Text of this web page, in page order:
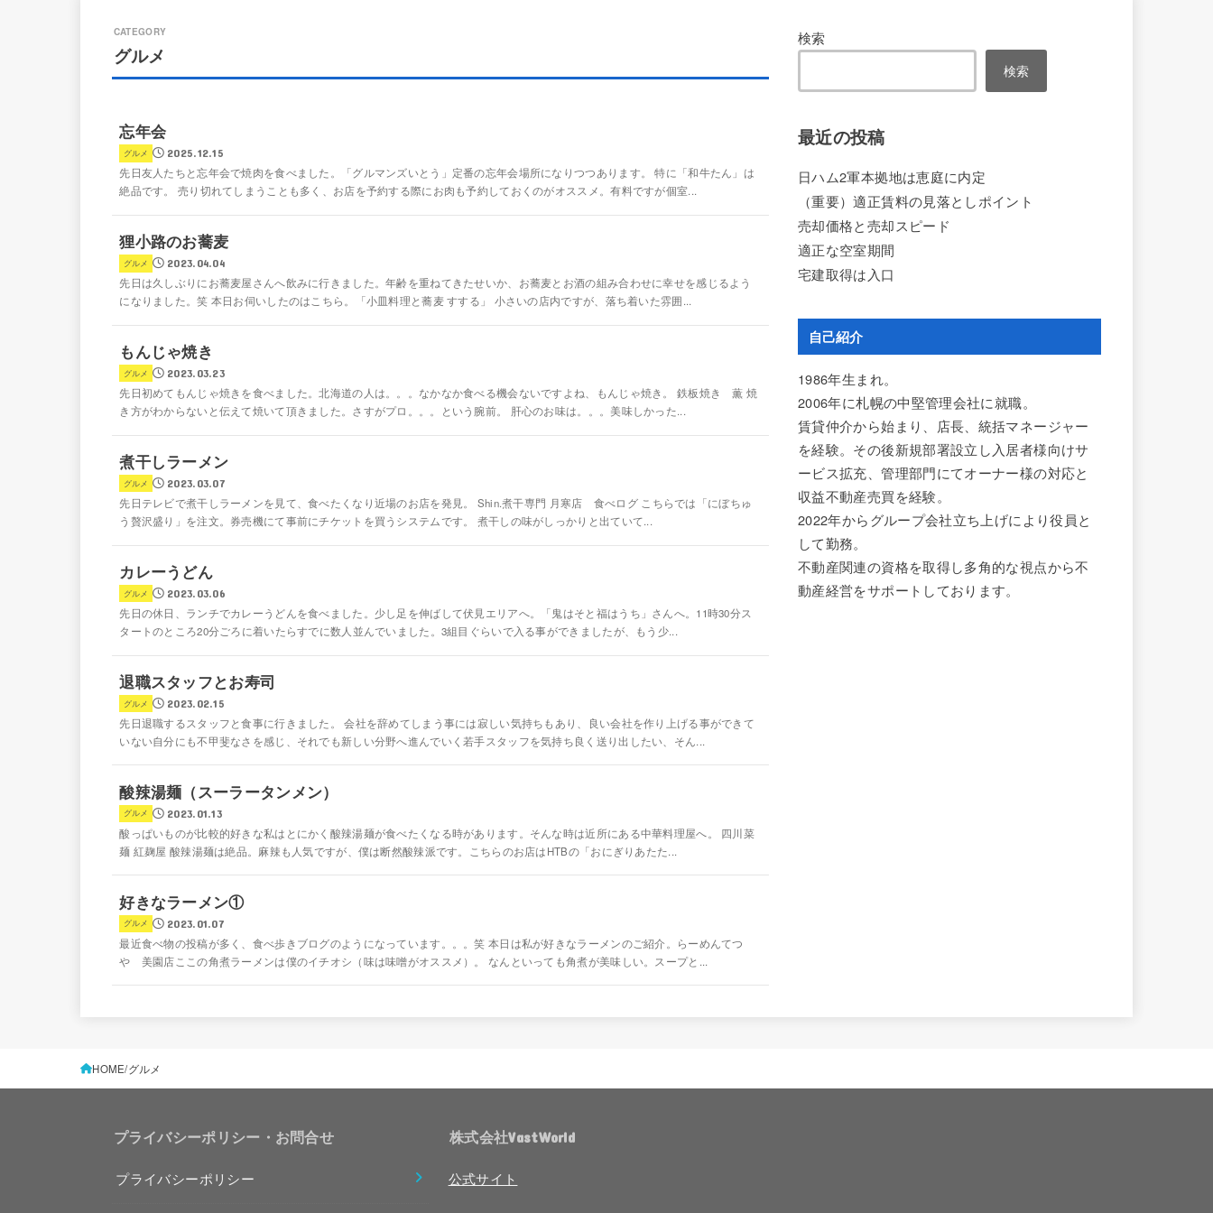
グルメ
忘年会
グルメ 2025.12.15
先日友人たちと忘年会で焼肉を食べました。「グルマンズいとう」定番の忘年会場所になりつつあります。 特に「和牛たん」は
絶品です。 売り切れてしまうことも多く、お店を予約する際にお肉も予約しておくのがオススメ。有料ですが個室...
狸小路のお蕎麦
グルメ 2023.04.04
先日は久しぶりにお蕎麦屋さんへ飲みに行きました。年齢を重ねてきたせいか、お蕎麦とお酒の組み合わせに幸せを感じるよう
になりました。笑 本日お伺いしたのはこちら。「小皿料理と蕎麦 すする」 小さいの店内ですが、落ち着いた雰囲...
もんじゃ焼き
グルメ 2023.03.23
先日初めてもんじゃ焼きを食べました。北海道の人は。。。なかなか食べる機会ないですよね、もんじゃ焼き。 鉄板焼き 薫 焼
き方がわからないと伝えて焼いて頂きました。さすがプロ。。。という腕前。 肝心のお味は。。。美味しかった...
煮干しラーメン
グルメ 2023.03.07
先日テレビで煮干しラーメンを見て、食べたくなり近場のお店を発見。 Shin.煮干専門 月寒店 食べログ こちらでは「にぼちゅ
う贅沢盛り」を注文。券売機にて事前にチケットを買うシステムです。 煮干しの味がしっかりと出ていて...
カレーうどん
グルメ 2023.03.06
先日の休日、ランチでカレーうどんを食べました。少し足を伸ばして伏見エリアへ。「鬼はそと福はうち」さんへ。11時30分ス
タートのところ20分ごろに着いたらすでに数人並んでいました。3組目ぐらいで入る事ができましたが、もう少...
退職スタッフとお寿司
グルメ 2023.02.15
先日退職するスタッフと食事に行きました。 会社を辞めてしまう事には寂しい気持ちもあり、良い会社を作り上げる事ができて
いない自分にも不甲斐なさを感じ、それでも新しい分野へ進んでいく若手スタッフを気持ち良く送り出したい、そん...
酸辣湯麺（スーラータンメン）
グルメ 2023.01.13
酸っぱいものが比較的好きな私はとにかく酸辣湯麺が食べたくなる時があります。そんな時は近所にある中華料理屋へ。 四川菜
麺 紅麹屋 酸辣湯麺は絶品。麻辣も人気ですが、僕は断然酸辣派です。こちらのお店はHTBの「おにぎりあたた...
好きなラーメン①
グルメ 2023.01.07
最近食べ物の投稿が多く、食べ歩きブログのようになっています。。。笑 本日は私が好きなラーメンのご紹介。らーめんてつ
や 美園店ここの角煮ラーメンは僕のイチオシ（味は味噌がオススメ）。 なんといっても角煮が美味しい。スープと...
検索
検索
最近の投稿
日ハム2軍本拠地は恵庭に内定
（重要）適正賃料の見落としポイント
売却価格と売却スピード
適正な空室期間
宅建取得は入口
自己紹介
1986年生まれ。
2006年に札幌の中堅管理会社に就職。
賃貸仲介から始まり、店長、統括マネージャー
を経験。その後新規部署設立し入居者様向けサ
ービス拡充、管理部門にてオーナー様の対応と
収益不動産売買を経験。
2022年からグループ会社立ち上げにより役員と
して勤務。
不動産関連の資格を取得し多角的な視点から不
動産経営をサポートしております。
HOME グルメ
プライバシーポリシー・お問合せ
プライバシーポリシー
株式会社VastWorld
公式サイト